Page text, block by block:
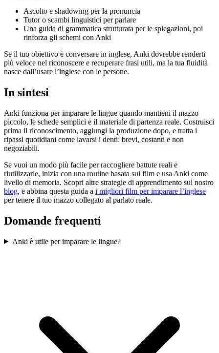
Ascolto e shadowing per la pronuncia
Tutor o scambi linguistici per parlare
Una guida di grammatica strutturata per le spiegazioni, poi
rinforza gli schemi con Anki
Se il tuo obiettivo è conversare in inglese, Anki dovrebbe renderti
più veloce nel riconoscere e recuperare frasi utili, ma la tua fluidità
nasce dall’usare l’inglese con le persone.
In sintesi
Anki funziona per imparare le lingue quando mantieni il mazzo
piccolo, le schede semplici e il materiale di partenza reale. Costruisci
prima il riconoscimento, aggiungi la produzione dopo, e tratta i
ripassi quotidiani come lavarsi i denti: brevi, costanti e non
negoziabili.
Se vuoi un modo più facile per raccogliere battute reali e
riutilizzarle, inizia con una routine basata sui film e usa Anki come
livello di memoria. Scopri altre strategie di apprendimento sul nostro
blog, e abbina questa guida a i migliori film per imparare l’inglese
per tenere il tuo mazzo collegato al parlato reale.
Domande frequenti
Anki è utile per imparare le lingue?